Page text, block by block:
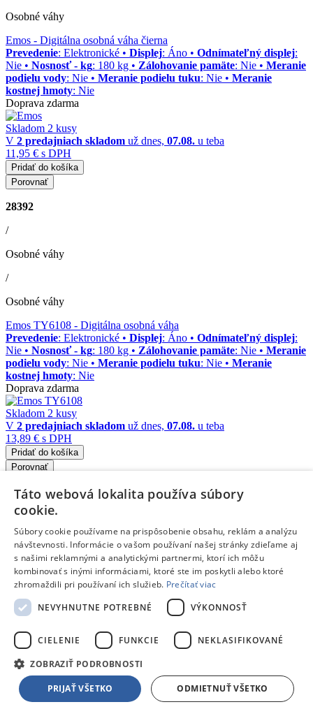
Osobné váhy
Emos - Digitálna osobná váha čierna
Prevedenie: Elektronické • Displej: Áno • Odnímateľný displej:
Nie • Nosnosť - kg: 180 kg • Zálohovanie pamäte: Nie • Meranie
podielu vody: Nie • Meranie podielu tuku: Nie • Meranie
kostnej hmoty: Nie
Doprava zdarma
Skladom 2 kusy
V 2 predajniach skladom už dnes, 07.08. u teba
11,95 € s DPH
Pridať do košíka
Porovnať
28392
/
Osobné váhy
/
Osobné váhy
Emos TY6108 - Digitálna osobná váha
Prevedenie: Elektronické • Displej: Áno • Odnímateľný displej:
Nie • Nosnosť - kg: 180 kg • Zálohovanie pamäte: Nie • Meranie
podielu vody: Nie • Meranie podielu tuku: Nie • Meranie
kostnej hmoty: Nie
Doprava zdarma
Skladom 2 kusy
V 2 predajniach skladom už dnes, 07.08. u teba
13,89 € s DPH
Pridať do košíka
Porovnať
28390
Osobné váhy
Osobné váhy
Emos EV104- Digitálna osobná váha s BMI indexom
Nie • Zálohovanie pamäte: 10 pozícií
Doprava zdarma
Dostupný
V predajni18.08., u teba
19.08.
27,90 €
Táto webová lokalita používa súbory
cookie.
Súbory cookie používame na prispôsobenie obsahu, reklám a analýzu
návštevnosti. Informácie o vašom používaní našej stránky zdieľame aj
s našimi reklamnými a analytickými partnermi, ktorí ich môžu
kombinovať s inými informáciami, ktoré ste im poskytli alebo ktoré
zhromaždili pri používaní ich služieb. Prečítať viac
NEVYHNUTNE POTREBNÉ
VÝKONNOSŤ
CIELENIE FUNKCIE NEKLASIFIKOVANÉ
ZOBRAZIŤ PODROBNOSTI
PRIJAŤ VŠETKO ODMIETNUŤ VŠETKO